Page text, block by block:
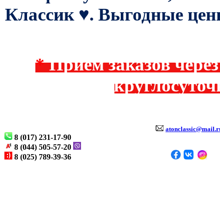
Классик ♥. Выгодные
*Прием заказов
8 (017) 231-17-90
8 (044) 505-57-20
8 (025) 789-39-36